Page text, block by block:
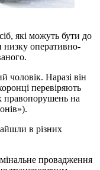
які можуть бути до
низку оперативно-
чоловік. Наразі він
перевіряють
правопорушень на
в різних
провадження